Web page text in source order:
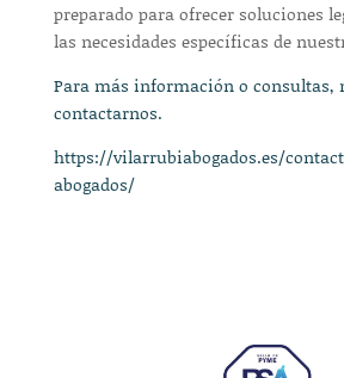
preparado para ofrecer soluciones
las necesidades específicas de
Para más información o consultas,
contactarnos.
https://vilarrubiabogados.es/
abogados/